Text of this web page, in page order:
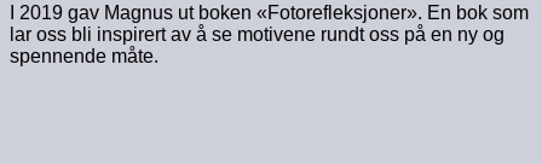
I 2019 gav Magnus ut boken «Fotorefleksjoner». En bok som
lar oss bli inspirert av å se motivene rundt oss på en ny og
spennende måte.